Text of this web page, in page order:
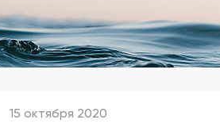
15 октября 2020